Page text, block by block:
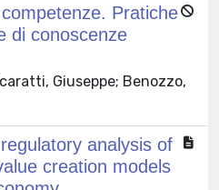
Pratiche
di conoscenze
Giuseppe; Benozzo,
analysis of
creation models